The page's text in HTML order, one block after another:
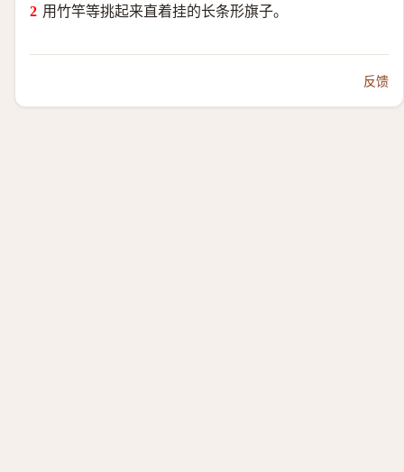
用竹竿等挑起来直着挂的长条形旗子。
反馈